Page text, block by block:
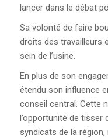
lancer dans le débat
Sa volonté de faire
droits des travailleurs
sein de l’usine.
En plus de son
étendu son influence
conseil central. Cette
l’opportunité de tisser
syndicats de la